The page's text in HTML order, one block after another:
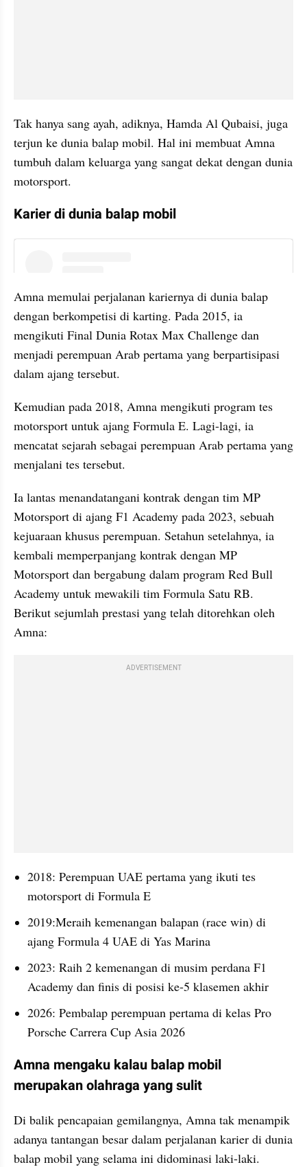
Tak hanya sang ayah, adiknya, Hamda Al Qubaisi, juga
terjun ke dunia balap mobil. Hal ini membuat Amna
tumbuh dalam keluarga yang sangat dekat dengan dunia
motorsport.
Karier di dunia balap mobil
Amna memulai perjalanan kariernya di dunia balap
dengan berkompetisi di karting. Pada 2015, ia
mengikuti Final Dunia Rotax Max Challenge dan
menjadi perempuan Arab pertama yang berpartisipasi
dalam ajang tersebut.
Kemudian pada 2018, Amna mengikuti program tes
motorsport untuk ajang Formula E. Lagi-lagi, ia
mencatat sejarah sebagai perempuan Arab pertama yang
menjalani tes tersebut.
Ia lantas menandatangani kontrak dengan tim MP
Motorsport di ajang F1 Academy pada 2023, sebuah
kejuaraan khusus perempuan. Setahun setelahnya, ia
kembali memperpanjang kontrak dengan MP
Motorsport dan bergabung dalam program Red Bull
Academy untuk mewakili tim Formula Satu RB.
Berikut sejumlah prestasi yang telah ditorehkan oleh
Amna:
ADVERTISEMENT
2018: Perempuan UAE pertama yang ikuti tes
motorsport di Formula E
2019:Meraih kemenangan balapan (race win) di
ajang Formula 4 UAE di Yas Marina
2023: Raih 2 kemenangan di musim perdana F1
Academy dan finis di posisi ke-5 klasemen akhir
2026: Pembalap perempuan pertama di kelas Pro
Porsche Carrera Cup Asia 2026
Amna mengaku kalau balap mobil
merupakan olahraga yang sulit
Di balik pencapaian gemilangnya, Amna tak menampik
adanya tantangan besar dalam perjalanan karier di dunia
balap mobil yang selama ini didominasi laki-laki.